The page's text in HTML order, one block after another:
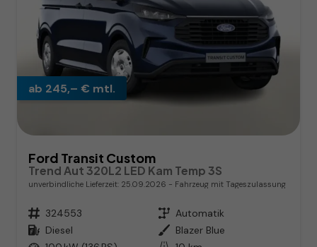
ab 245,– € mtl.
Ford Transit Custom
Trend Aut 320L2 LED Kam Temp 3S
unverbindliche Lieferzeit: 25.09.2026 Fahrzeug mit Tageszulassung
Fahrzeugnr. 324553 Getriebe Automatik
Kraftstoff Diesel Außenfarbe Blazer Blue